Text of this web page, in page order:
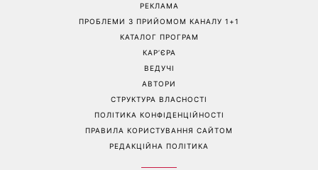
РЕКЛАМА
ПРОБЛЕМИ З ПРИЙОМОМ КАНАЛУ 1+1
КАТАЛОГ ПРОГРАМ
КАР’ЄРА
ВЕДУЧІ
АВТОРИ
СТРУКТУРА ВЛАСНОСТІ
ПОЛІТИКА КОНФІДЕНЦІЙНОСТІ
ПРАВИЛА КОРИСТУВАННЯ САЙТОМ
РЕДАКЦІЙНА ПОЛІТИКА